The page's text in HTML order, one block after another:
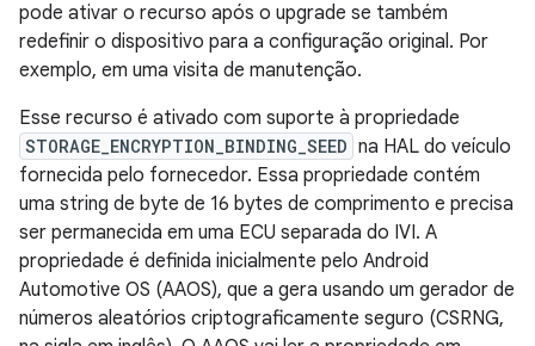
pode ativar o recurso após o upgrade se também
redefinir o dispositivo para a configuração original. Por
exemplo, em uma visita de manutenção.
Esse recurso é ativado com suporte à propriedade
STORAGE_ENCRYPTION_BINDING_SEED na HAL do veículo
fornecida pelo fornecedor. Essa propriedade contém
uma string de byte de 16 bytes de comprimento e precisa
ser permanecida em uma ECU separada do IVI. A
propriedade é definida inicialmente pelo Android
Automotive OS (AAOS), que a gera usando um gerador de
números aleatórios criptograficamente seguro (CSRNG,